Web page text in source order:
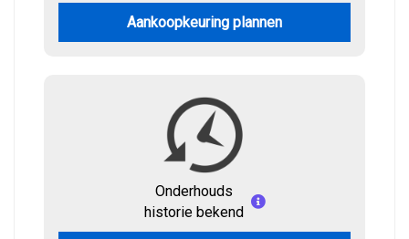
Aankoopkeuring plannen
Onderhouds
historie bekend